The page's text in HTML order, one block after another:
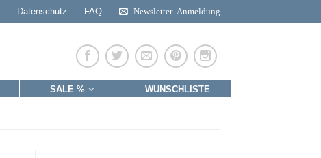
Datenschutz FAQ Newsletter Anmeldung
SALE % WUNSCHLISTE